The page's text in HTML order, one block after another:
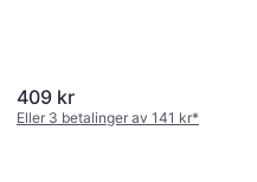
409 kr
Eller 3 betalinger av 141 kr*